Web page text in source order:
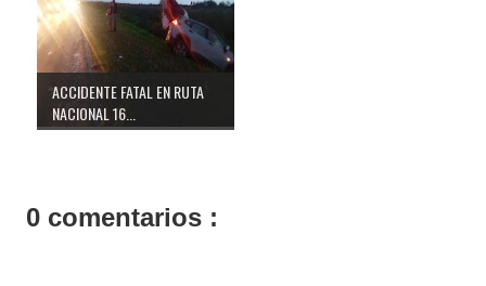
ACCIDENTE FATAL EN RUTA
NACIONAL 16...
0 comentarios :